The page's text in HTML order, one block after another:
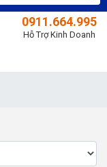
0911.664.995
Hỗ Trợ Kinh Doanh